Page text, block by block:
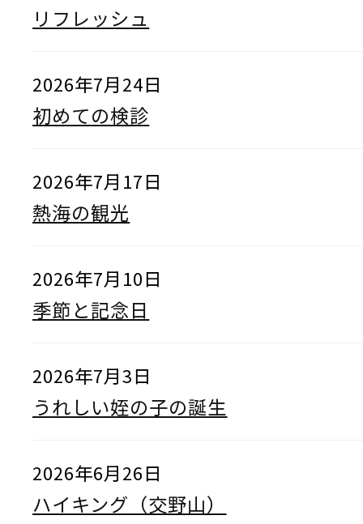
リフレッシュ
2026年7月24日
初めての検診
2026年7月17日
熱海の観光
2026年7月10日
季節と記念日
2026年7月3日
うれしい姪の子の誕生
2026年6月26日
ハイキング（交野山）